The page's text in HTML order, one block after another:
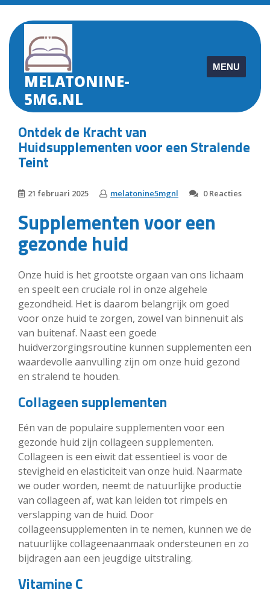
Skip
content
MELATONINE-
5MG.NL
MENU
Ontdek de Kracht van
Huidsupplementen voor een Stralende
Teint
21 februari 2025 melatonine5mgnl 0 Reacties
Supplementen voor een
gezonde huid
Onze huid is het grootste orgaan van ons lichaam
en speelt een cruciale rol in onze algehele
gezondheid. Het is daarom belangrijk om goed
voor onze huid te zorgen, zowel van binnenuit als
van buitenaf. Naast een goede
huidverzorgingsroutine kunnen supplementen een
waardevolle aanvulling zijn om onze huid gezond
en stralend te houden.
Collageen supplementen
Eén van de populaire supplementen voor een
gezonde huid zijn collageen supplementen.
Collageen is een eiwit dat essentieel is voor de
stevigheid en elasticiteit van onze huid. Naarmate
we ouder worden, neemt de natuurlijke productie
van collageen af, wat kan leiden tot rimpels en
verslapping van de huid. Door
collageensupplementen in te nemen, kunnen we de
natuurlijke collageenaanmaak ondersteunen en zo
bijdragen aan een jeugdige uitstraling.
Vitamine C